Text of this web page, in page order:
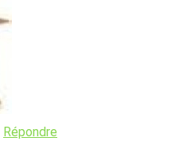
Répondre